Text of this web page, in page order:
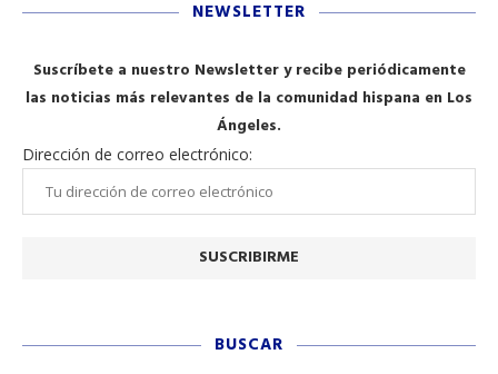
NEWSLETTER
Suscríbete a nuestro Newsletter y recibe periódicamente
las noticias más relevantes de la comunidad hispana en Los
Ángeles.
Dirección de correo electrónico:
BUSCAR